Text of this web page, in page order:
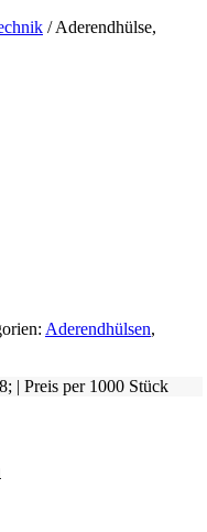
/ Aderendhülse,
Aderendhülsen,
| Preis per 1000 Stück